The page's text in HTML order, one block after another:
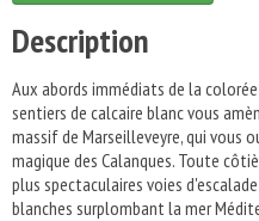
Description
Aux abords immédiats de la
sentiers de calcaire blanc vous
massif de Marseilleveyre, qui vous
magique des Calanques. Toute
plus spectaculaires voies
blanches surplombant la mer